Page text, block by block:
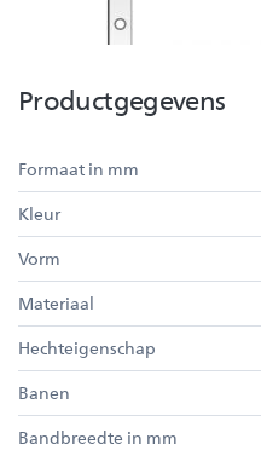
Productgegevens
Formaat in mm
Kleur
Vorm
Materiaal
Hechteigenschap
Banen
Bandbreedte in mm